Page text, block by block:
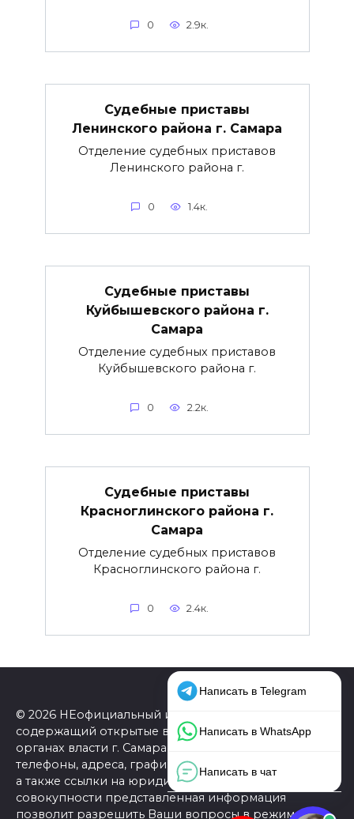
0 2.9к.
Судебные приставы
Ленинского района г. Самара
Отделение судебных приставов
Ленинского района г.
0 1.4к.
Судебные приставы
Куйбышевского района г.
Самара
Отделение судебных приставов
Куйбышевского района г.
0 2.2к.
Судебные приставы
Красноглинского района г.
Самара
Отделение судебных приставов
Красноглинского района г.
0 2.4к.
© 2026 НЕофициальный информационный сайт,
содержащий открытые выверенные данные об
органах власти г. Самара: официальные сайты,
телефоны, адреса, графики работы, схемы проезда,
а также ссылки на юридические фирмы. В
совокупности представленная информация
позволит разрешить Ваши вопросы в режиме